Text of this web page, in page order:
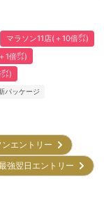
マラソン11店(＋10倍㌽)
1倍㌽)
)
パッケージ
ンエントリー
強翌日エントリー